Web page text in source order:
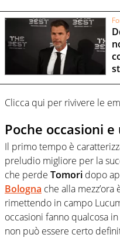
Clicca qui per rivivere le
Poche occasioni
Il primo tempo è
preludio migliore per la
che perde Tomori dopo
Bologna che alla
rimettendo in campo
occasioni fanno qualcosa
non può essere certo